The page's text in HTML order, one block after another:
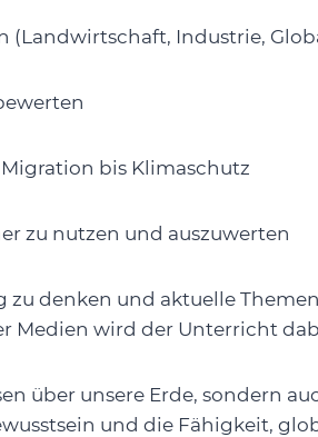
(Landwirtschaft, Industrie,
bis Klimaschutz
zu nutzen und auszuwerten
zu denken und aktuelle
Medien wird der Unterricht
über unsere Erde, sondern
und die Fähigkeit,